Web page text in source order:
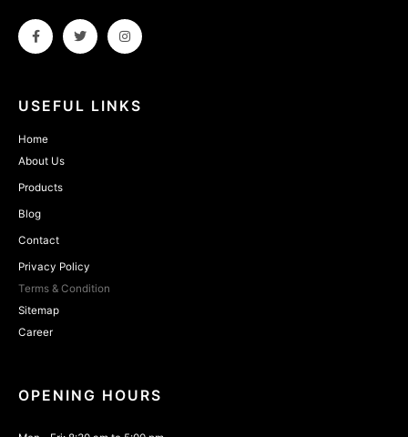
USEFUL LINKS
Home
About Us
Products
Blog
Contact
Privacy Policy
Terms & Condition
Sitemap
Career
OPENING HOURS